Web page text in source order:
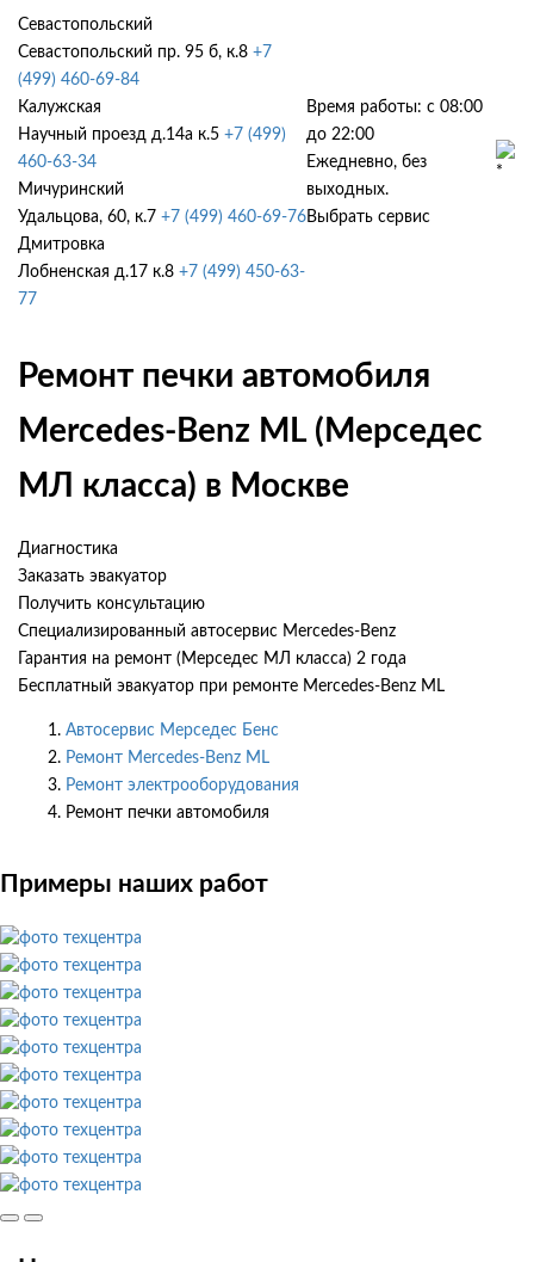
Севастопольский
Севастопольский пр. 95 б, к.8 +7
(499) 460-69-84
Калужская
Научный проезд д.14а к.5 +7 (499)
460-63-34
Мичуринский
Удальцова, 60, к.7 +7 (499) 460-69-76
Дмитровка
Лобненская д.17 к.8 +7 (499) 450-63-
77
Время работы: с 08:00
до 22:00
Ежедневно, без
выходных.
Выбрать сервис
Ремонт печки автомобиля
Mercedes-Benz ML (Мерседес
МЛ класса) в Москве
Диагностика
Заказать эвакуатор
Получить консультацию
Специализированный автосервис Mercedes-Benz
Гарантия на ремонт (Мерседес МЛ класса) 2 года
Бесплатный эвакуатор при ремонте Mercedes-Benz ML
Автосервис Мерседес Бенс
Ремонт Mercedes-Benz ML
Ремонт электрооборудования
Ремонт печки автомобиля
Примеры наших работ